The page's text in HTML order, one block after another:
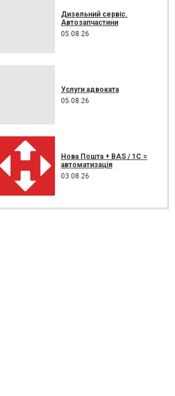
Дизельний сервіс.
Автозапчастини
05.08.26
Услуги адвоката
05.08.26
Нова Пошта + BAS / 1C =
автоматизація
03.08.26